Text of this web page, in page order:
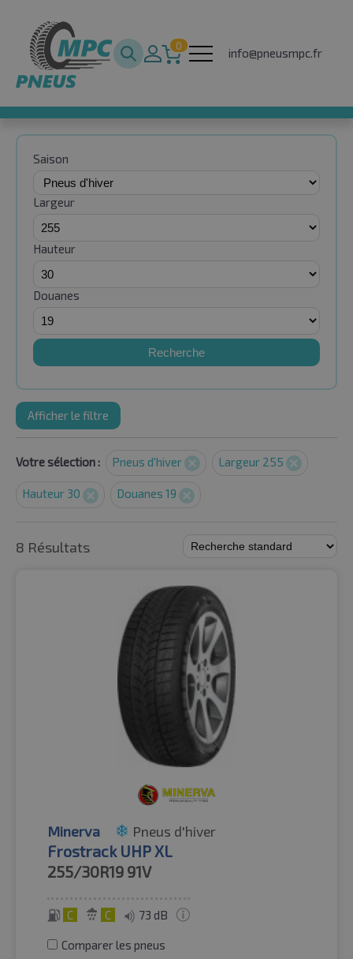
0
info@pneusmpc.fr
Saison
Largeur
Hauteur
Douanes
Recherche
Afficher le filtre
Votre sélection : Pneus d'hiver Largeur 255
Hauteur 30 Douanes 19
8 Résultats
Minerva Pneus d'hiver
Frostrack UHP XL
255/30R19 91V
C C 73 dB
Comparer les pneus